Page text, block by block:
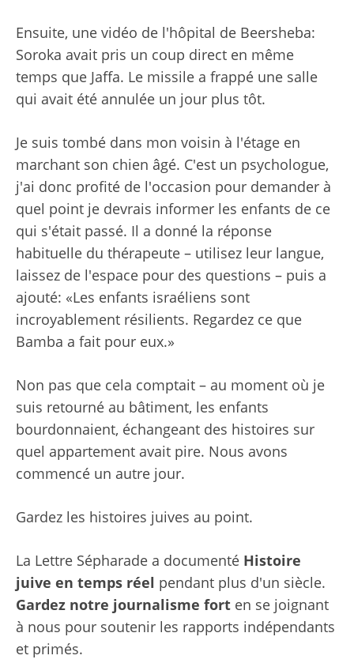
Ensuite, une vidéo de l'hôpital de Beersheba:
Soroka avait pris un coup direct en même
temps que Jaffa. Le missile a frappé une salle
qui avait été annulée un jour plus tôt.
Je suis tombé dans mon voisin à l'étage en
marchant son chien âgé. C'est un psychologue,
j'ai donc profité de l'occasion pour demander à
quel point je devrais informer les enfants de ce
qui s'était passé. Il a donné la réponse
habituelle du thérapeute – utilisez leur langue,
laissez de l'espace pour des questions – puis a
ajouté: «Les enfants israéliens sont
incroyablement résilients. Regardez ce que
Bamba a fait pour eux.»
Non pas que cela comptait – au moment où je
suis retourné au bâtiment, les enfants
bourdonnaient, échangeant des histoires sur
quel appartement avait pire. Nous avons
commencé un autre jour.
Gardez les histoires juives au point.
La Lettre Sépharade a documenté Histoire
juive en temps réel pendant plus d'un siècle.
Gardez notre journalisme fort en se joignant
à nous pour soutenir les rapports indépendants
et primés.